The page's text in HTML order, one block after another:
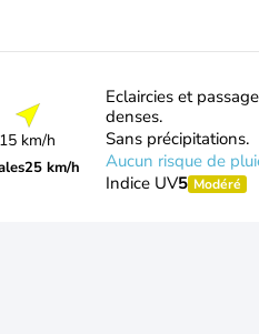
15 km/h
25 km/h
Eclaircies et
denses.
Sans précipitations.
Aucun risque de
Indice UV5 Modéré